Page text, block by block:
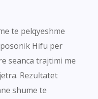
te pelqyeshme
Hifu per
seanca trajtimi me
Rezultatet
shume te